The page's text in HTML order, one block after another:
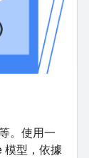
。使用一
模型，依據